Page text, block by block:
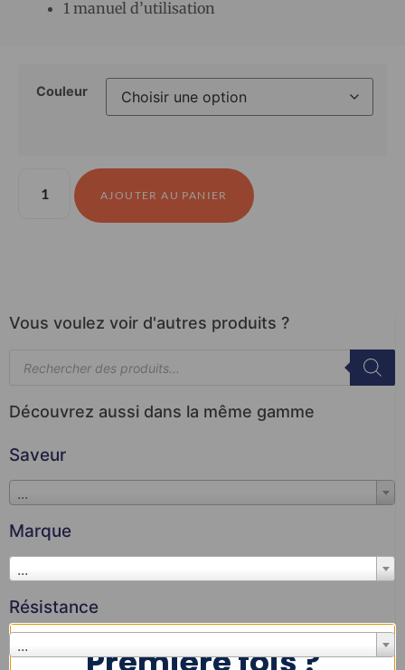
1 manuel d’utilisation
Couleur
AJOUTER AU PANIER
Vous voulez voir d'autres produits ?
Découvrez aussi dans la même gamme
Saveur
...
Marque
...
Résistance
...